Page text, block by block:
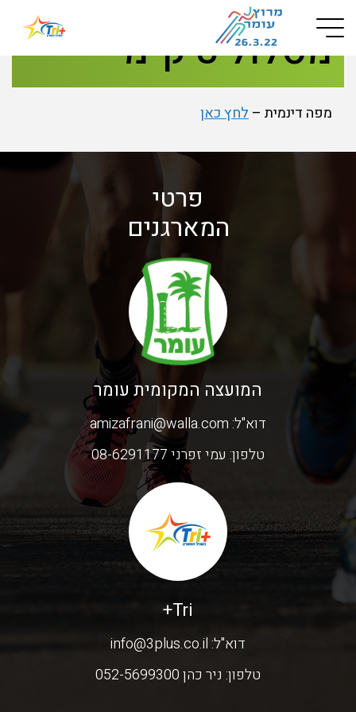
Button used only for devices with a small screen
מסלול 3 ק"מ
מפה דינמית –לחץ כאן
פרטי
המארגנים
המועצה המקומית עומר
דוא"ל: amizafrani@walla.com
טלפון: עמי זפרני 08-6291177
Tri+
דוא"ל:info@3plus.co.il
טלפון: ניר כהן 052-5699300